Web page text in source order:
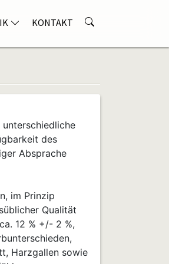
KONTAKT
unterschiedliche
des
Absprache
im Prinzip
Qualität
12 % +/- 2 %,
Harzgallen sowie